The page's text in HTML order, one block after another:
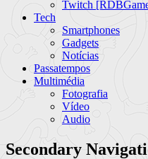
Twitch
Tech
Smartphones
Gadgets
Notícias
Passatempos
Multimédia
Fotografia
Vídeo
Audio
Secondary